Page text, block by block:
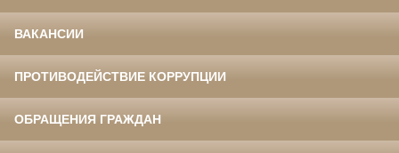
ВАКАНСИИ
ПРОТИВОДЕЙСТВИЕ КОРРУПЦИИ
ОБРАЩЕНИЯ ГРАЖДАН